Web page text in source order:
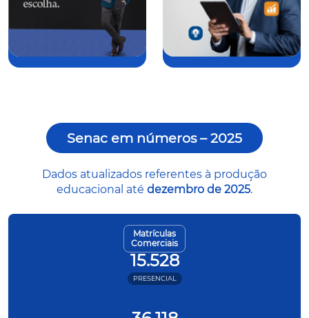
Senac em números – 2025
Dados atualizados referentes à produção
educacional até dezembro de 2025.
Matrículas
Comerciais
15.528
PRESENCIAL